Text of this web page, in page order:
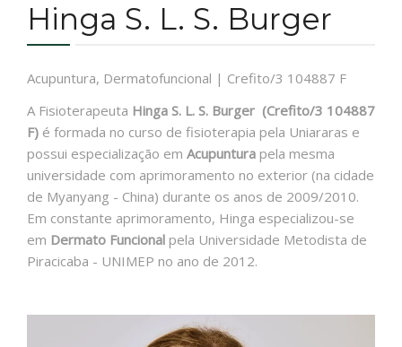
Hinga S. L. S. Burger
Acupuntura, Dermatofuncional | Crefito/3 104887 F
A Fisioterapeuta Hinga S. L. S. Burger (Crefito/3 104887
F) é formada no curso de fisioterapia pela Uniararas e
possui especialização em Acupuntura pela mesma
universidade com aprimoramento no exterior (na cidade
de Myanyang - China) durante os anos de 2009/2010.
Em constante aprimoramento, Hinga especializou-se
em Dermato Funcional pela Universidade Metodista de
Piracicaba - UNIMEP no ano de 2012.